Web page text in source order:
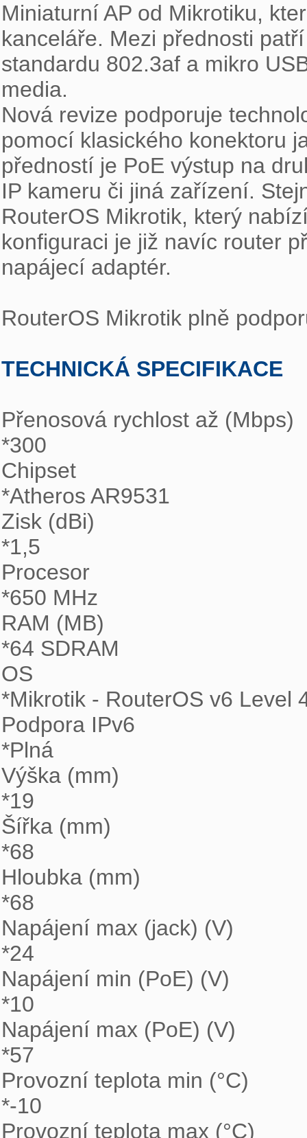
Miniaturní AP od Mikrotiku,
kanceláře. Mezi přednosti
standardu 802.3af a mikro
media.
Nová revize podporuje
pomocí klasického konektoru
předností je PoE výstup na
IP kameru či jiná zařízení.
RouterOS Mikrotik, který
konfiguraci je již navíc router
napájecí adaptér.
RouterOS Mikrotik plně
TECHNICKÁ SPECIFIKACE
Přenosová rychlost až (Mbps)
*300
Chipset
*Atheros AR9531
Zisk (dBi)
*1,5
Procesor
*650 MHz
RAM (MB)
*64 SDRAM
OS
*Mikrotik - RouterOS v6 Level
Podpora IPv6
*Plná
Výška (mm)
*19
Šířka (mm)
*68
Hloubka (mm)
*68
Napájení max (jack) (V)
*24
Napájení min (PoE) (V)
*10
Napájení max (PoE) (V)
*57
Provozní teplota min (°C)
*-10
Provozní teplota max (°C)